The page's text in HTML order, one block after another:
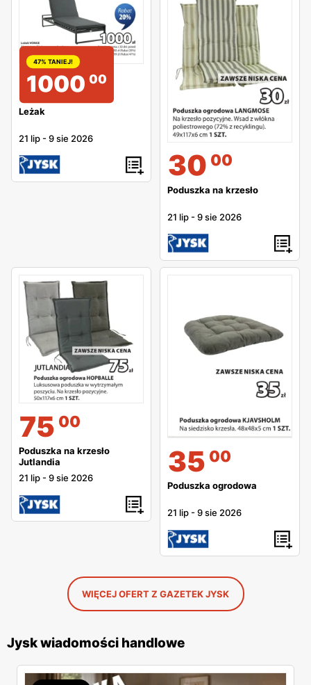
47% TANIEJ!
1000 00
Leżak
21 lip -9 sie 2026
30 00
Poduszka na krzesło
21 lip -9 sie 2026
75 00
Poduszka na krzesło
Jutlandia
21 lip -9 sie 2026 35 00
Poduszka ogrodowa
21 lip -9 sie 2026
WIĘCEJ OFERT Z GAZETEK JYSK
Jysk wiadomości handlowe